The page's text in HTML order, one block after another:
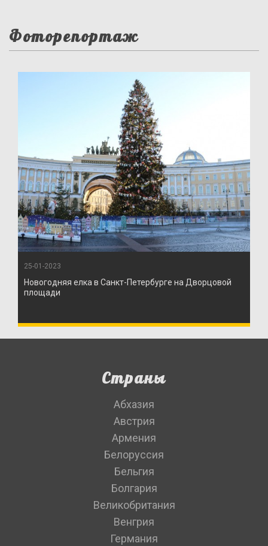
Фоторепортаж
25-01-2023
Новогодняя елка в Санкт-Петербурге на Дворцовой
площади
Страны
Абхазия
Австрия
Армения
Белоруссия
Бельгия
Болгария
Великобритания
Венгрия
Германия